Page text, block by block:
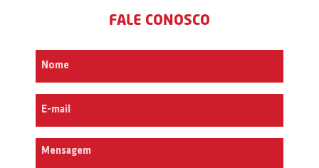
FALE CONOSCO